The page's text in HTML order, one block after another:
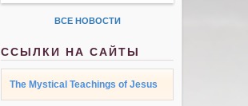
ВСЕ НОВОСТИ
ССЫЛКИ НА САЙТЫ
The Mystical Teachings of Jesus